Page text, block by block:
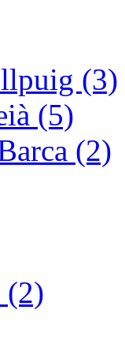
(3)
(5)
(2)
(2)